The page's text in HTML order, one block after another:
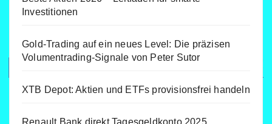
Investitionen
Gold-Trading auf ein neues Level: Die präzisen
Volumentrading-Signale von Peter Sutor
XTB Depot: Aktien und ETFs provisionsfrei handeln
Renault Bank direkt Tagesgeldkonto 2025